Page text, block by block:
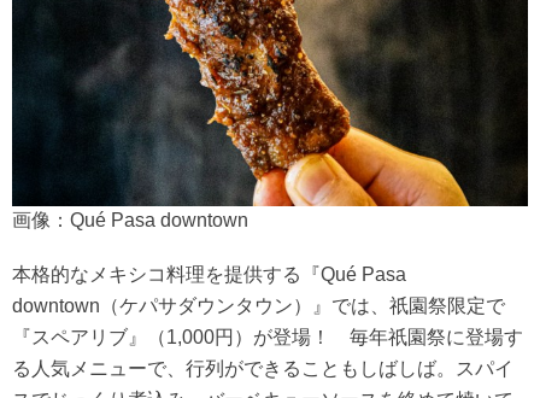
画像：Qué Pasa downtown
本格的なメキシコ料理を提供する『Qué Pasa
downtown（ケパサダウンタウン）』では、祇園祭限定で
『スペアリブ』（1,000円）が登場！ 毎年祇園祭に登場す
る人気メニューで、行列ができることもしばしば。スパイ